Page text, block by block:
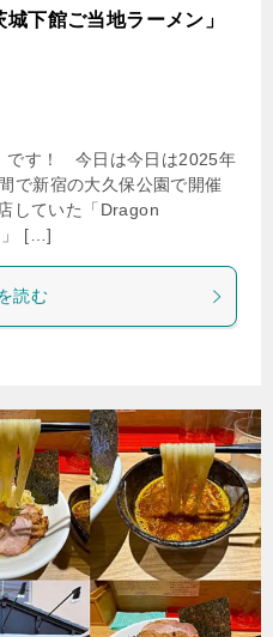
下館ご当地ラーメン」
です！ 今日は今日は2025年
で新宿の大久保公園で開催
していた「Dragon
」 […]
読む